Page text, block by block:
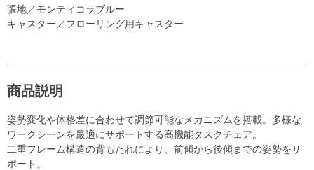
張地／モンティコラブルー
キャスター／フローリング用キャスター
商品説明
姿勢変化や体格差に合わせて調節可能なメカニズムを搭載。多様な
ワークシーンを最適にサポートする高機能タスクチェア。
二重フレーム構造の背もたれにより、前傾から後傾までの姿勢をサ
ポート。